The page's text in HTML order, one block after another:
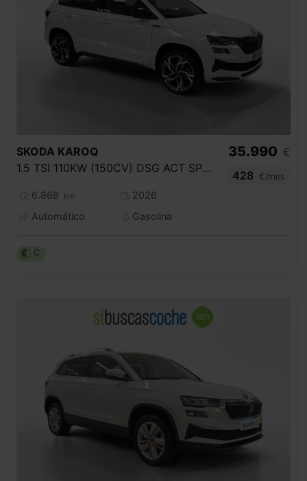
SKODA KAROQ
1.5 TSI 110KW (150CV) DSG ACT SPORTLINE
6.868 km
2026
Automático
Gasolina
35.990 €
428
€/mes
C